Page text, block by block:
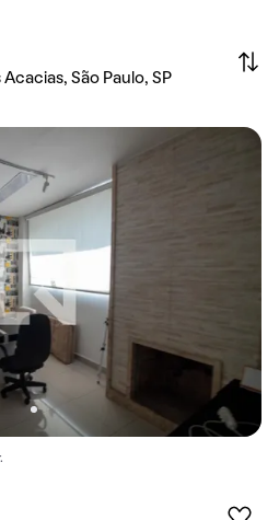
São Paulo, SP